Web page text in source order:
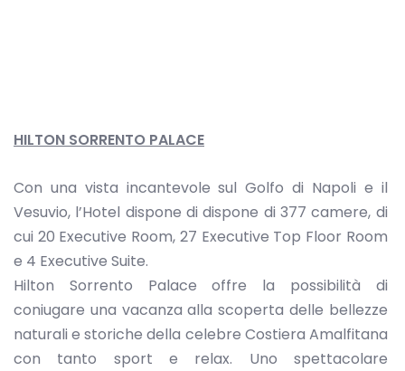
HILTON SORRENTO PALACE
Con una vista incantevole sul Golfo di Napoli e il
Vesuvio, l’Hotel dispone di dispone di 377 camere, di
cui 20 Executive Room, 27 Executive Top Floor Room
e 4 Executive Suite.
Hilton Sorrento Palace offre la possibilità di
coniugare una vacanza alla scoperta delle bellezze
naturali e storiche della celebre Costiera Amalfitana
con tanto sport e relax. Uno spettacolare